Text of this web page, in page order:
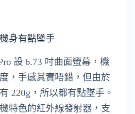
身有點墜手
設 6.73 吋曲面螢幕，機
，手感其實唔錯，但由於
220g，所以都有點墜手。
特色的紅外線發射器，支